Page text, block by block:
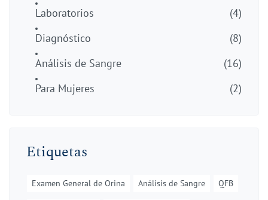
Laboratorios
(4)
Diagnóstico
(8)
Análisis de Sangre
(16)
Para Mujeres
(2)
Etiquetas
Examen General de Orina Análisis de Sangre QFB